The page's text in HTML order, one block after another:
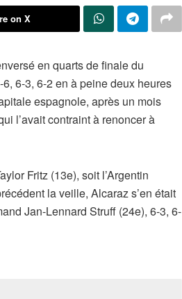
on X
en quarts de finale du
6-3, 6-2 en à peine deux heures
espagnole, après un mois
l’avait contraint à renoncer à
Fritz (13e), soit l’Argentin
la veille, Alcaraz s’en était
Jan-Lennard Struff (24e), 6-3, 6-